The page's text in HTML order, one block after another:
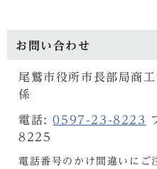
お問い合わせ
尾鷲市役所市長部局商
係
電話:0597-23-8223
8225
電話番号のかけ間違いにご